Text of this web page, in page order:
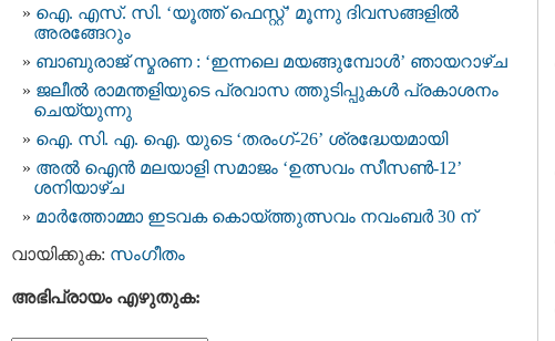
ഐ. എസ്. സി. ‘യൂത്ത് ഫെസ്റ്റ്’ മൂന്നു ദിവസങ്ങളിൽ
അരങ്ങേറും
ബാബുരാജ് സ്മരണ : ‘ഇന്നലെ മയങ്ങുമ്പോൾ’ ഞായറാഴ്ച
ജലീൽ രാമന്തളിയുടെ പ്രവാസ ത്തുടിപ്പുകൾ പ്രകാശനം
ചെയ്യുന്നു
ഐ. സി. എ. ഐ. യുടെ ‘തരംഗ്-26’ ശ്രദ്ധേയമായി
അൽ ഐൻ മലയാളി സമാജം ‘ഉത്സവം സീസൺ-12’
ശനിയാഴ്ച
മാർത്തോമ്മാ ഇടവക കൊയ്ത്തുത്സവം നവംബർ 30 ന്
വായിക്കുക: സംഗീതം
അഭിപ്രായം എഴുതുക: